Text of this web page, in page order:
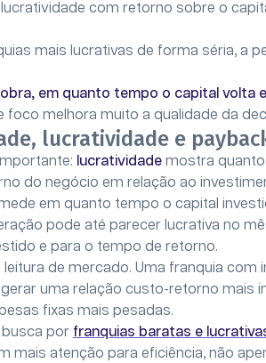
com retorno sobre o
mais lucrativas de forma séria, a
em quanto tempo o capital volta
foco melhora muito a qualidade da
lucratividade e
lucratividade mostra
do negócio em relação ao
em quanto tempo o capital
pode até parecer lucrativa no
e para o tempo de retorno.
de mercado. Uma franquia com
uma relação custo-retorno mais
fixas mais pesadas.
busca por franquias baratas e
mais atenção para eficiência, não